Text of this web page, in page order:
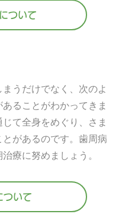
ついて
うだけでなく、次のよ
ることがわかってきま
て全身をめぐり、さま
があるのです。歯周病
療に努めましょう。
ついて